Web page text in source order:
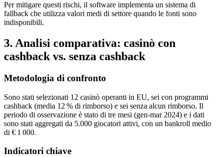
Per mitigare questi rischi, il software implementa un sistema di
fallback che utilizza valori medi di settore quando le fonti sono
indisponibili.
3. Analisi comparativa: casinò con
cashback vs. senza cashback
Metodologia di confronto
Sono stati selezionati 12 casinò operanti in EU, sei con programmi
cashback (media 12 % di rimborso) e sei senza alcun rimborso. Il
periodo di osservazione è stato di tre mesi (gen‑mar 2024) e i dati
sono stati aggregati da 5.000 giocatori attivi, con un bankroll medio
di € 1 000.
Indicatori chiave